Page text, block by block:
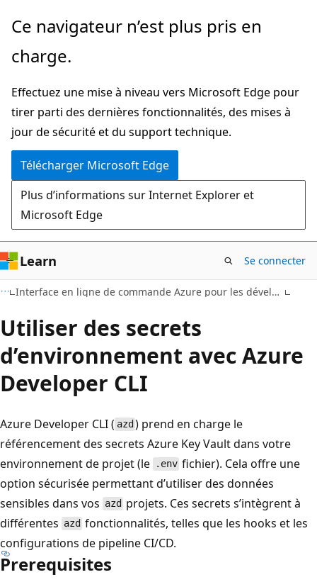
Passer
directement
au
principal
Ce navigateur n’est plus pris en
charge.
Effectuez une mise à niveau vers Microsoft Edge pour
tirer parti des dernières fonctionnalités, des mises à
jour de sécurité et du support technique.
Télécharger Microsoft Edge
Plus d’informations sur Internet Explorer et
Microsoft Edge
Learn Se connecter
Interface en ligne de commande Azure pour les développeurs
Utiliser des secrets
d’environnement avec Azure
Developer CLI
Azure Developer CLI ( azd ) prend en charge le
référencement des secrets Azure Key Vault dans votre
environnement de projet (le
.env fichier). Cela offre une
option sécurisée permettant d’utiliser des données
sensibles dans vos azd projets. Ces secrets s’intègrent à
différentes azd fonctionnalités, telles que les hooks et les
configurations de pipeline CI/CD.
Prerequisites